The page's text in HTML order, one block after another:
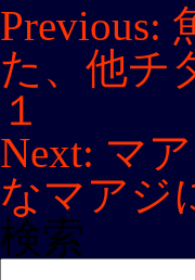
投
稿
ナ
ビ
ゲ
ー
シ
ョ
ン
Previous:
た、他チ
１
Next: マ
なマアジ
検索